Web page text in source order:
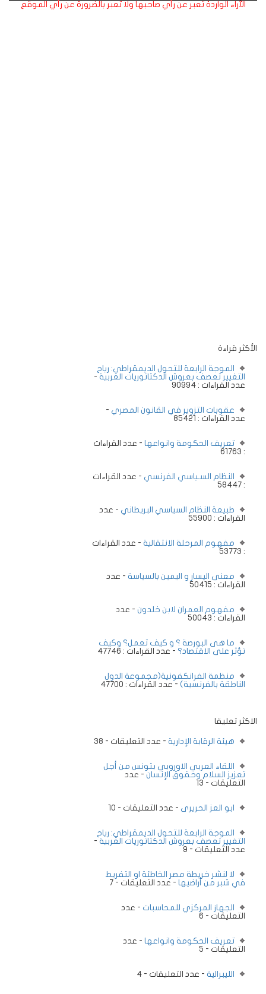
الآراء الواردة تعبر عن رأي صاحبها ولا تعبر بالضرورة عن رأي الموقع
الأكثر قراءة
الموجة الرابعة للتحول الديمقراطي: رياح
التغيير تعصف بعروش الدكتاتوريات العربية -
عدد القراءات : 90994
عقوبات التزوير في القانون المصري -
عدد القراءات : 85421
تعريف الحكومة وانواعها - عدد القراءات
: 61763
النظام السـياسي الفرنسي - عدد القراءات
: 58447
طبيعة النظام السياسي البريطاني - عدد
القراءات : 55900
مفهوم المرحلة الانتقالية - عدد القراءات
: 53773
معنى اليسار و اليمين بالسياسة - عدد
القراءات : 50415
مفهوم العمران لابن خلدون - عدد
القراءات : 50043
ما هى البورصة ؟ و كيف تعمل؟ وكيف
تؤثر على الاقتصاد؟ - عدد القراءات : 47746
منظمة الفرانكفونية(مجموعة الدول
الناطقة بالفرنسية) - عدد القراءات : 47700
الاكثر تعليقا
هيئة الرقابة الإدارية - عدد التعليقات - 38
اللقاء العربي الاوروبي بتونس من أجل
تعزيز السلام وحقوق الإنسان - عدد
التعليقات - 13
ابو العز الحريرى - عدد التعليقات - 10
الموجة الرابعة للتحول الديمقراطي: رياح
التغيير تعصف بعروش الدكتاتوريات العربية -
عدد التعليقات - 9
لا لنشر خريطة مصر الخاطئة او التفريط
في شبر من أراضيها - عدد التعليقات - 7
الجهاز المركزي للمحاسبات - عدد
التعليقات - 6
تعريف الحكومة وانواعها - عدد
التعليقات - 5
الليبرالية - عدد التعليقات - 4